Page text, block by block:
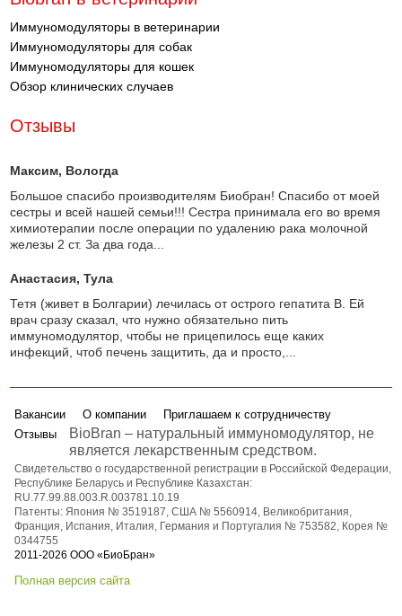
Иммуномодуляторы в ветеринарии
Иммуномодуляторы для собак
Иммуномодуляторы для кошек
Обзор клинических случаев
Отзывы
Максим, Вологда
Большое спасибо производителям Биобран! Спасибо от моей
сестры и всей нашей семьи!!! Сестра принимала его во время
химиотерапии после операции по удалению рака молочной
железы 2 ст. За два года...
Анастасия, Тула
Тетя (живет в Болгарии) лечилась от острого гепатита В. Ей
врач сразу сказал, что нужно обязательно пить
иммуномодулятор, чтобы не прицепилось еще каких
инфекций, чтоб печень защитить, да и просто,...
Вакансии О компании
Приглашаем к сотрудничеству
Отзывы
BioBran – натуральный иммуномодулятор, не
является лекарственным средством.
Свидетельство о государственной регистрации в Российской Федерации,
Республике Беларусь и Республике Казахстан:
RU.77.99.88.003.R.003781.10.19
Патенты: Япония № 3519187, США № 5560914, Великобритания,
Франция, Испания, Италия, Германия и Португалия № 753582, Корея №
0344755
2011-2026 ООО «БиоБран»
Полная версия сайта